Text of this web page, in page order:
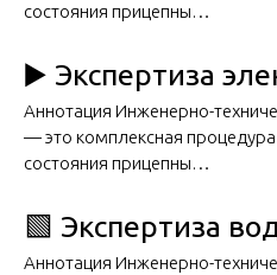
состояния прицепны…
▶️ Экспертиза
Аннотация Инженерно-
— это комплексная процедура
состояния прицепны…
🟩 Экспертиза
Аннотация Инженерно-